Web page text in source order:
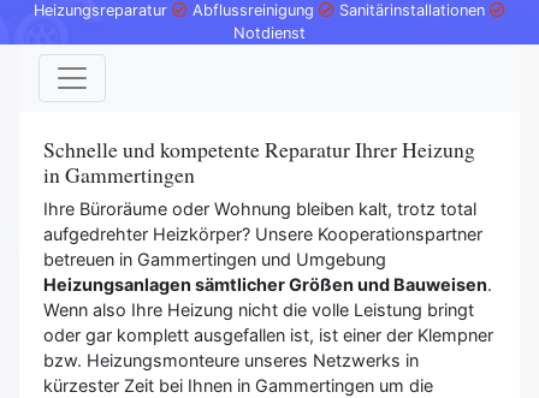
Heizungsreparatur Abflussreinigung
Sanitärinstallationen
Notdienst
Schnelle und kompetente Reparatur Ihrer Heizung
in Gammertingen
Ihre Büroräume oder Wohnung bleiben kalt, trotz total
aufgedrehter Heizkörper? Unsere Kooperationspartner
betreuen in Gammertingen und Umgebung
Heizungsanlagen sämtlicher Größen und Bauweisen.
Wenn also Ihre Heizung nicht die volle Leistung bringt
oder gar komplett ausgefallen ist, ist einer der Klempner
bzw. Heizungsmonteure unseres Netzwerks in
kürzester Zeit bei Ihnen in Gammertingen um die